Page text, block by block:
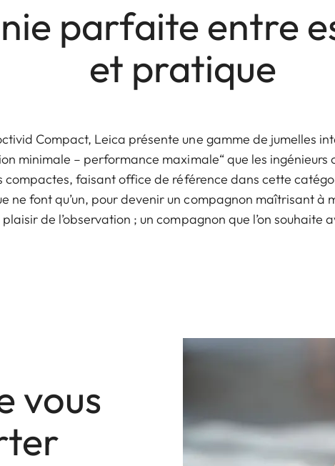
parfaite entre
et pratique
Compact, Leica présente une gamme de jumelles
minimale – performance maximale“ que les
compactes, faisant office de référence dans cette
ne font qu’un, pour devenir un compagnon maîtrisant à
de l’observation ; un compagnon que l’on souhaite
vous